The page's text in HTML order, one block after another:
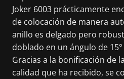
Joker 6003 prácticamente
de colocación de manera
anillo es delgado pero
doblado en un ángulo de
Gracias a la bonificación de
calidad que ha recibido, se